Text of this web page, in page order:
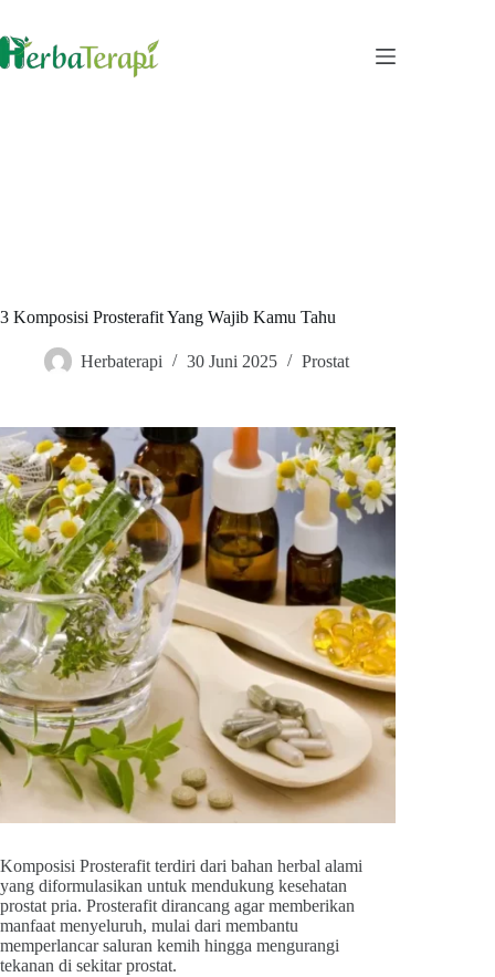
content
3 Komposisi Prosterafit Yang Wajib Kamu Tahu
Herbaterapi 30 Juni 2025 Prostat
Komposisi Prosterafit terdiri dari bahan herbal alami
yang diformulasikan untuk mendukung kesehatan
prostat pria. Prosterafit dirancang agar memberikan
manfaat menyeluruh, mulai dari membantu
memperlancar saluran kemih hingga mengurangi
tekanan di sekitar prostat.